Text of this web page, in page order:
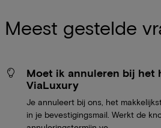
Meest gestelde
Moet ik annuleren bij het
ViaLuxury
Je annuleert bij ons, het
in je bevestigingsmail. Werkt de